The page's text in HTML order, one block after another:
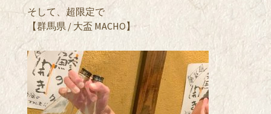
そして、超限定で
【群馬県 / 大盃 MACHO】